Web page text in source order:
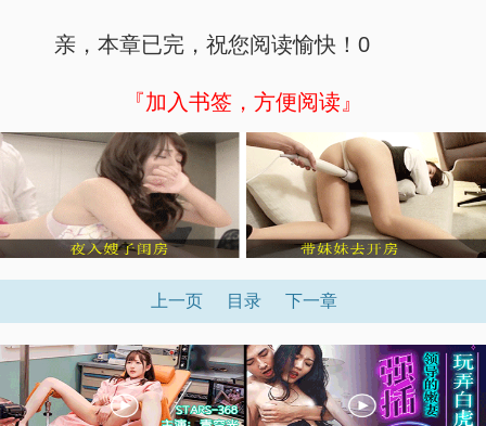
亲，本章已完，祝您阅读愉快！0
『加入书签，方便阅读』
上一页 目录 下一章